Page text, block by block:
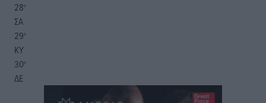
28°
ΣΑ
29°
ΚΥ
30°
ΔΕ